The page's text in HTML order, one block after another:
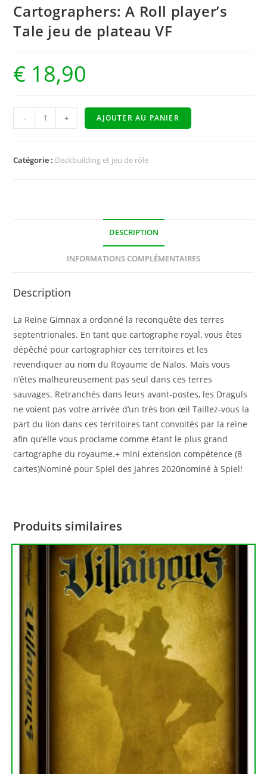
Cartographers: A Roll player’s
Tale jeu de plateau VF
€ 18,90
- + AJOUTER AU PANIER
Catégorie : Deckbuilding et jeu de rôle
DESCRIPTION
INFORMATIONS COMPLÉMENTAIRES
Description
La Reine Gimnax a ordonné la reconquête des terres
septentrionales. En tant que cartographe royal, vous êtes
dépêché pour cartographier ces territoires et les
revendiquer au nom du Royaume de Nalos. Mais vous
n’êtes malheureusement pas seul dans ces terres
sauvages. Retranchés dans leurs avant-postes, les Draguls
ne voient pas votre arrivée d’un très bon œil Taillez-vous la
part du lion dans ces territoires tant convoités par la reine
afin qu’elle vous proclame comme étant le plus grand
cartographe du royaume.+ mini extension compétence (8
cartes)Nominé pour Spiel des Jahres 2020nominé à Spiel!
Produits similaires